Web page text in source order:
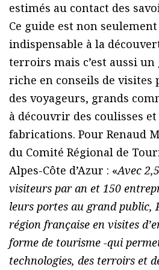
estimés au contact des
Ce guide est non
indispensable à la
terroirs mais c’est aussi
riche en conseils de visites
des voyageurs, grands
à découvrir des coulisses et
fabrications. Pour Renaud
du Comité Régional de
Alpes-Côte d’Azur : «Avec
visiteurs par an et 150
leurs portes au grand public,
région française en visites
forme de tourisme -qui
technologies, des terroirs et